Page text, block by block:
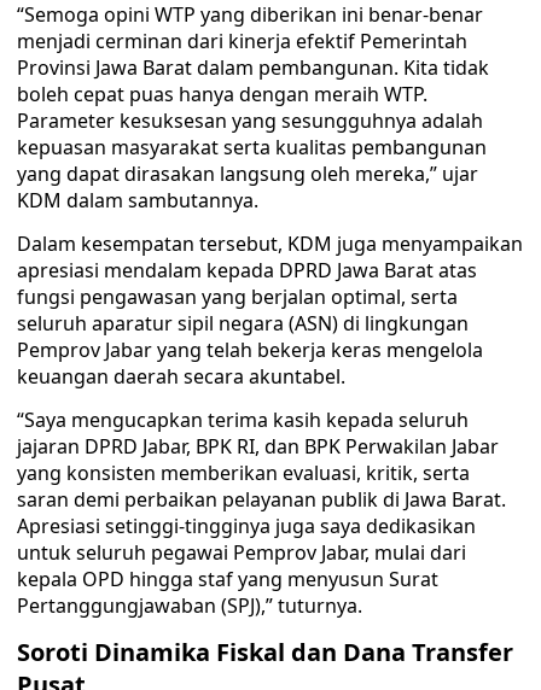
“Semoga opini WTP yang diberikan ini benar-benar
menjadi cerminan dari kinerja efektif Pemerintah
Provinsi Jawa Barat dalam pembangunan. Kita tidak
boleh cepat puas hanya dengan meraih WTP.
Parameter kesuksesan yang sesungguhnya adalah
kepuasan masyarakat serta kualitas pembangunan
yang dapat dirasakan langsung oleh mereka,” ujar
KDM dalam sambutannya.
Dalam kesempatan tersebut, KDM juga menyampaikan
apresiasi mendalam kepada DPRD Jawa Barat atas
fungsi pengawasan yang berjalan optimal, serta
seluruh aparatur sipil negara (ASN) di lingkungan
Pemprov Jabar yang telah bekerja keras mengelola
keuangan daerah secara akuntabel.
“Saya mengucapkan terima kasih kepada seluruh
jajaran DPRD Jabar, BPK RI, dan BPK Perwakilan Jabar
yang konsisten memberikan evaluasi, kritik, serta
saran demi perbaikan pelayanan publik di Jawa Barat.
Apresiasi setinggi-tingginya juga saya dedikasikan
untuk seluruh pegawai Pemprov Jabar, mulai dari
kepala OPD hingga staf yang menyusun Surat
Pertanggungjawaban (SPJ),” tuturnya.
Soroti Dinamika Fiskal dan Dana Transfer